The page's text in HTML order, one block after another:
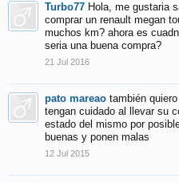
Turbo77 Hola, me gustaria
comprar un renault megan
muchos km? ahora es
seria una buena compra?
21 Jul 2016
pato mareao también
tengan cuidado al llevar su
estado del mismo por
buenas y ponen malas
12 Jul 2015